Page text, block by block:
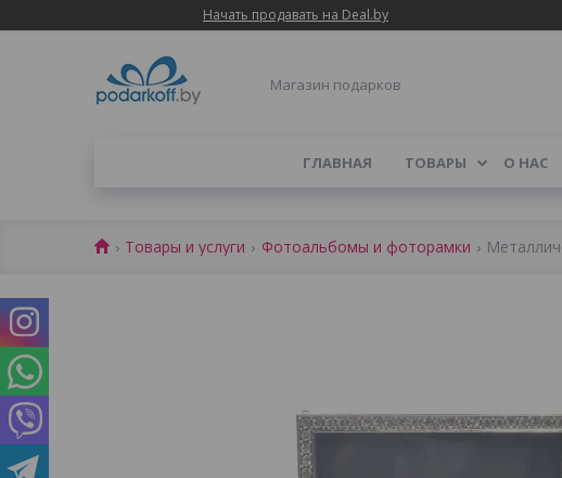
Начать продавать на Deal.by
Магазин подарков
ГЛАВНАЯ ТОВАРЫ О НАС
Товары и услуги Фотоальбомы и фоторамки